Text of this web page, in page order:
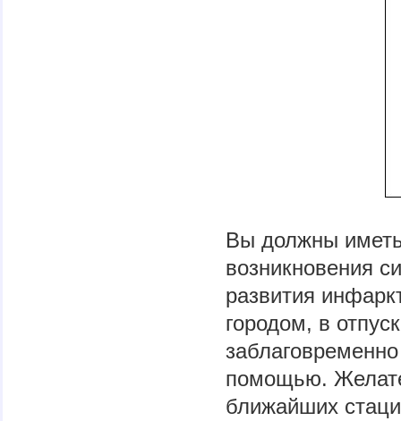
Вы должны
возникновения
развития
городом, в
помощью.
ближайших